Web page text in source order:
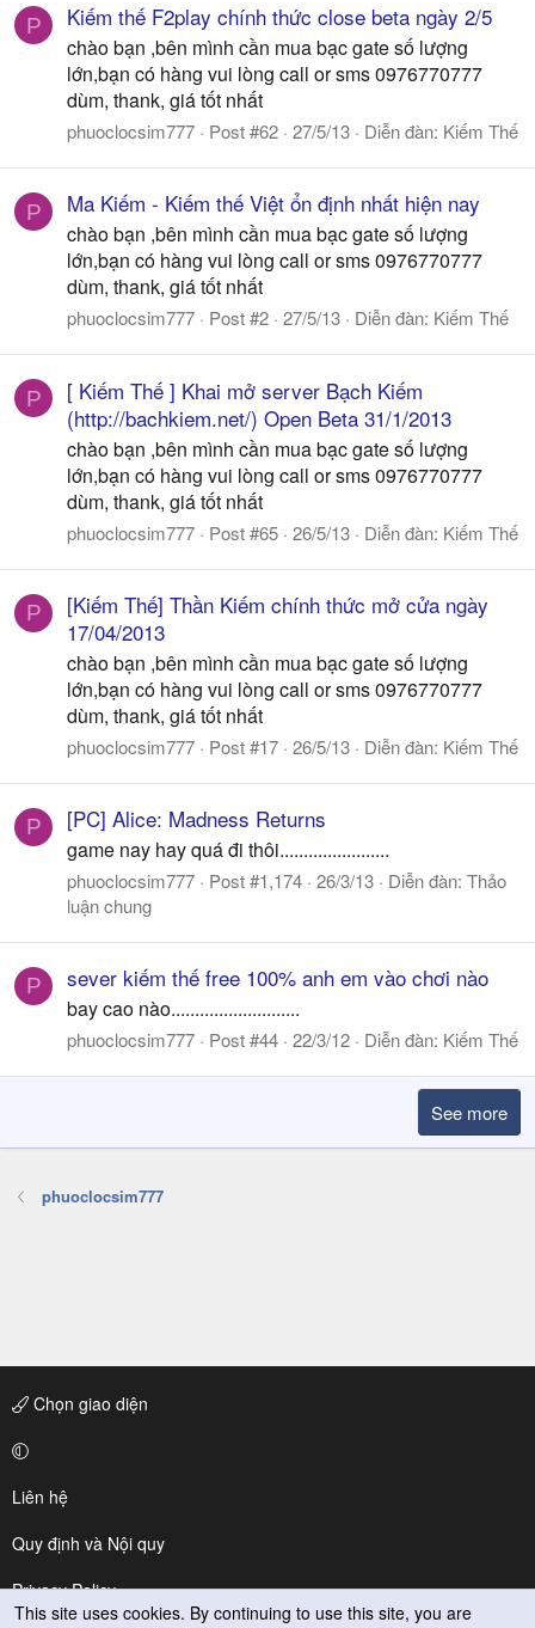
P Kiếm thế F2play chính thức close beta ngày 2/5
chào bạn ,bên mình cần mua bạc gate số lượng
lớn,bạn có hàng vui lòng call or sms 0976770777
dùm, thank, giá tốt nhất
phuoclocsim777 Post #62 27/5/13 Diễn đàn: Kiếm Thế
P Ma Kiếm - Kiếm thế Việt ổn định nhất hiện nay
chào bạn ,bên mình cần mua bạc gate số lượng
lớn,bạn có hàng vui lòng call or sms 0976770777
dùm, thank, giá tốt nhất
phuoclocsim777 Post #2 27/5/13 Diễn đàn: Kiếm Thế
P
[ Kiếm Thế ] Khai mở server Bạch Kiếm
(http://bachkiem.net/) Open Beta 31/1/2013
chào bạn ,bên mình cần mua bạc gate số lượng
lớn,bạn có hàng vui lòng call or sms 0976770777
dùm, thank, giá tốt nhất
phuoclocsim777 Post #65 26/5/13 Diễn đàn: Kiếm Thế
P
[Kiếm Thế] Thần Kiếm chính thức mở cửa ngày
17/04/2013
chào bạn ,bên mình cần mua bạc gate số lượng
lớn,bạn có hàng vui lòng call or sms 0976770777
dùm, thank, giá tốt nhất
phuoclocsim777 Post #17 26/5/13 Diễn đàn: Kiếm Thế
P [PC] Alice: Madness Returns
game nay hay quá đi thôi.......................
phuoclocsim777 Post #1,174 26/3/13 Diễn đàn: Thảo
luận chung
P sever kiếm thế free 100% anh em vào chơi nào
bay cao nào...........................
phuoclocsim777 Post #44 22/3/12 Diễn đàn: Kiếm Thế
See more
phuoclocsim777
Chọn giao diện
Liên hệ
Quy định và Nội quy
Privacy Policy
This site uses cookies. By continuing to use this site, you are